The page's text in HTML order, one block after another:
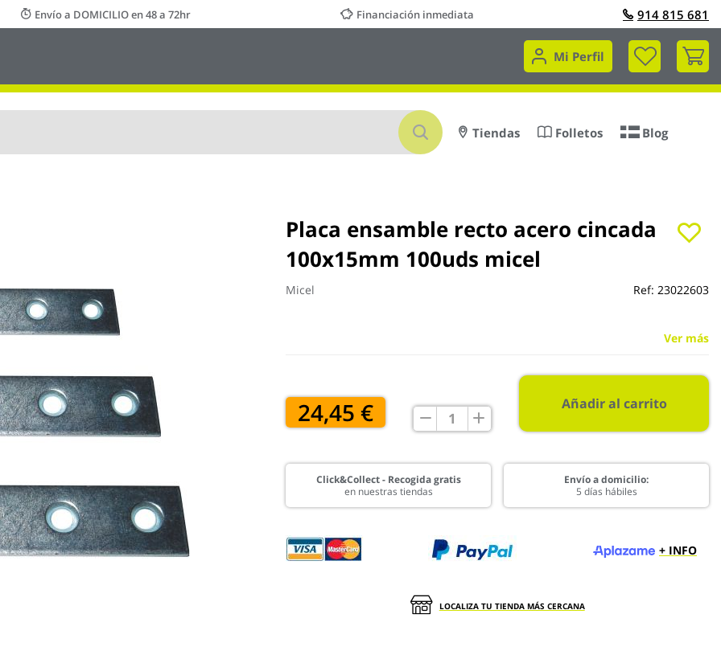
Envío a DOMICILIO en 48 a 72hr Financiación inmediata 914 815 681
Mi Perfil
Mi
Buscar
Tiendas Folletos Blog
Placa ensamble recto acero cincada
100x15mm 100uds micel
Micel Ref: 23022603
Ver más
24,45 € Añadir al carrito
Click&Collect - Recogida gratis
en nuestras tiendas
Envío a domicilio:
5 días hábiles
+ INFO
LOCALIZA TU TIENDA MÁS CERCANA